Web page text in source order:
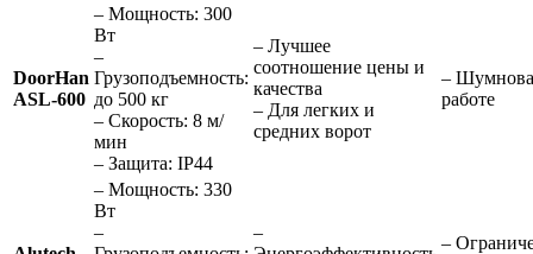
DoorHan
ASL-600
– Мощность: 300
Вт
–
Грузоподъемность:
до 500 кг
– Скорость: 8 м/
мин
– Защита: IP44
– Лучшее
соотношение цены и
качества
– Для легких и
средних ворот
–
работе
– Мощность: 330
Вт
–
–
–